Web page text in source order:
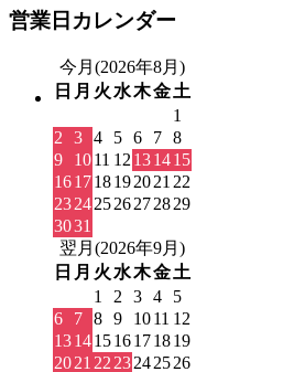
営業日カレンダー
今月(2026年8月)
日 月 火 水木金土
1
2
3 4 5 6 7 8
9
1011 12 131415
161718192021 22
23242526272829
3031
翌月(2026年9月)
日 月 火 水木金土
1
2 3 4
5
6
7 8 9 1011 12
13141516171819
2021 22 23242526